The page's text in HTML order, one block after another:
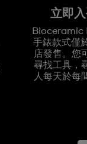
立即
Bioceramic
手錶款式僅
店發售。您
尋找工具，
人每天於每